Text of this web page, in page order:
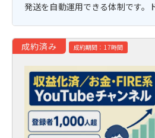
発送を自動運用できる体制です。
成約済み 成約期間：17時間